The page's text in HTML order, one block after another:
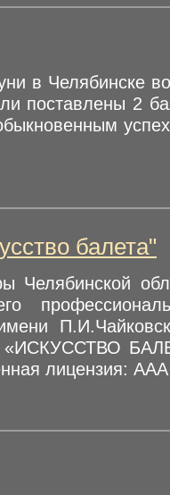
в Челябинске
поставлены 2
балета"
Челябинской
лицензия: